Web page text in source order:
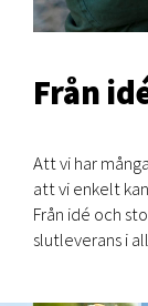
Från
Att vi har
att vi enkelt
Från idé och
slutleverans i